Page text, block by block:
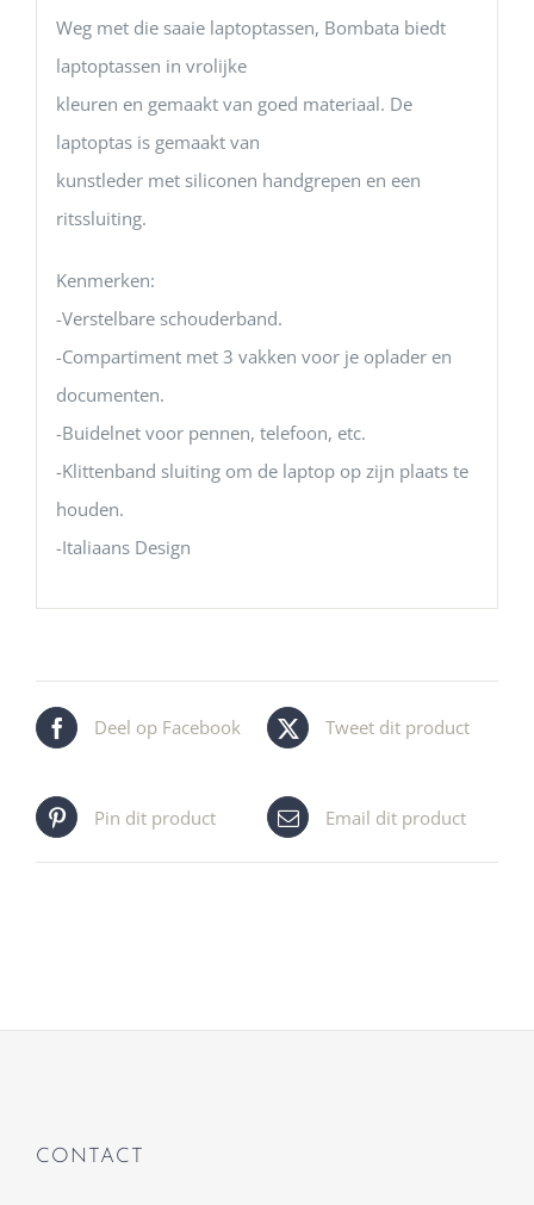
Weg met die saaie laptoptassen, Bombata biedt
laptoptassen in vrolijke
kleuren en gemaakt van goed materiaal. De
laptoptas is gemaakt van
kunstleder met siliconen handgrepen en een
ritssluiting.
Kenmerken:
-Verstelbare schouderband.
-Compartiment met 3 vakken voor je oplader en
documenten.
-Buidelnet voor pennen, telefoon, etc.
-Klittenband sluiting om de laptop op zijn plaats te
houden.
-Italiaans Design
Deel op Facebook Tweet dit product
Pin dit product Email dit product
CONTACT